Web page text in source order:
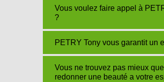
Vous voulez faire appel à
?
PETRY Tony vous garantit un
Vous ne trouvez pas mieux
redonner une beauté a votre